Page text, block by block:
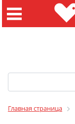
Главная страница